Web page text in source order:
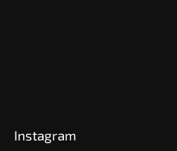
Instagram